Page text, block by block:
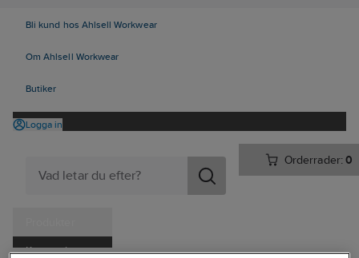
Bli kund hos Ahlsell Workwear
Om Ahlsell Workwear
Butiker
Logga in
Orderrader:0
Kampanjer